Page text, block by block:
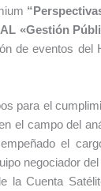
“
«Gestión
de eventos del
para el
el campo del
el
negociador del
la Cuenta